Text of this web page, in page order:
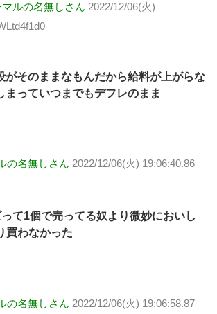
ルの名無しさん 2022/12/06(火)
がそのままなもんだから給料が上がらな
まっていつまでもデフレのまま
の名無しさん 2022/12/06(火) 19:06:40.86
て1個で売ってる奴より微妙においし
買わなかった
の名無しさん 2022/12/06(火) 19:06:58.87